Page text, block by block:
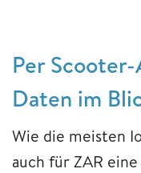
Per
Daten im
Wie die meisten
auch für ZAR